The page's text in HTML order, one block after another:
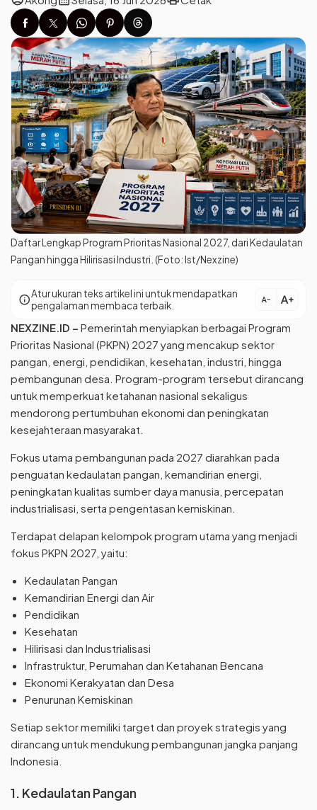
Daftar Lengkap Program Prioritas Nasional 2027, dari Kedaulatan
Pangan hingga Hilirisasi Industri. (Foto: Ist/Nexzine)
infoAtur ukuran teks artikel ini untuk mendapatkan
pengalaman membaca terbaik.
text_decrease text_increase
NEXZINE.ID – Pemerintah menyiapkan berbagai Program
Prioritas Nasional (PKPN) 2027 yang mencakup sektor
pangan, energi, pendidikan, kesehatan, industri, hingga
pembangunan desa. Program-program tersebut dirancang
untuk memperkuat ketahanan nasional sekaligus
mendorong pertumbuhan ekonomi dan peningkatan
kesejahteraan masyarakat.
Fokus utama pembangunan pada 2027 diarahkan pada
penguatan kedaulatan pangan, kemandirian energi,
peningkatan kualitas sumber daya manusia, percepatan
industrialisasi, serta pengentasan kemiskinan.
Terdapat delapan kelompok program utama yang menjadi
fokus PKPN 2027, yaitu:
Kedaulatan Pangan
Kemandirian Energi dan Air
Pendidikan
Kesehatan
Hilirisasi dan Industrialisasi
Infrastruktur, Perumahan dan Ketahanan Bencana
Ekonomi Kerakyatan dan Desa
Penurunan Kemiskinan
Setiap sektor memiliki target dan proyek strategis yang
dirancang untuk mendukung pembangunan jangka panjang
Indonesia.
1. Kedaulatan Pangan